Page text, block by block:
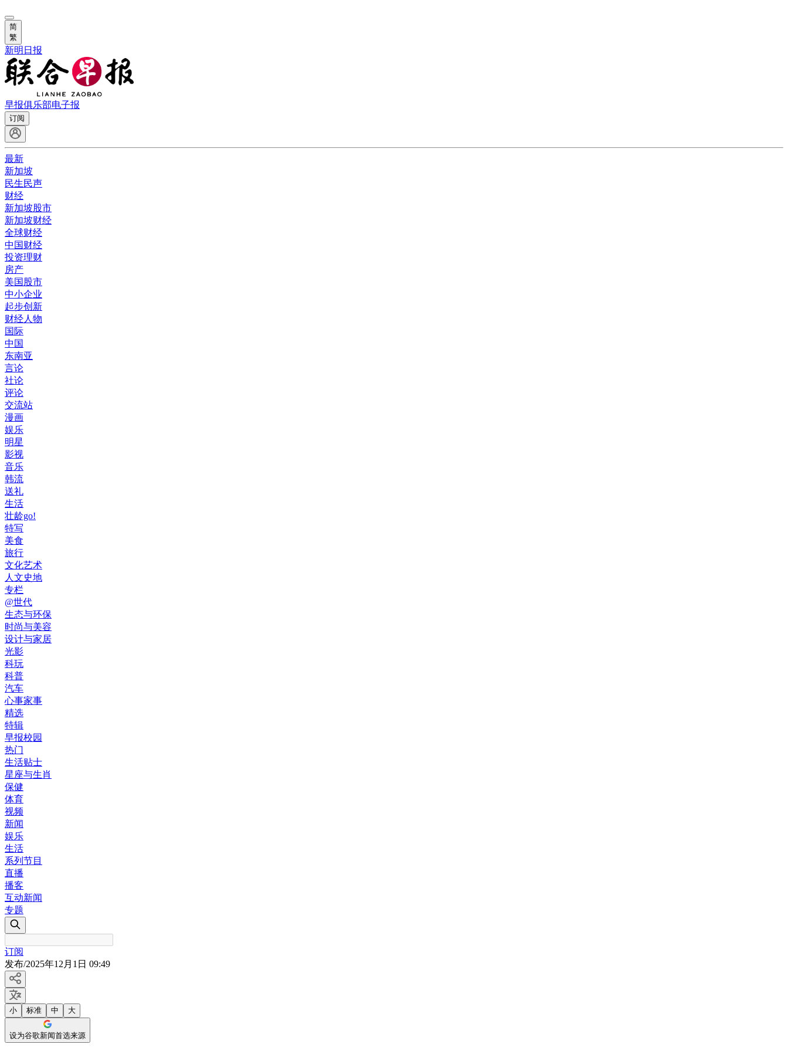
简
繁
新明日报
早报俱乐部电子报
订阅
最新
新加坡
民生民声
财经
新加坡股市
新加坡财经
全球财经
中国财经
投资理财
房产
美国股市
中小企业
起步创新
财经人物
国际
中国
东南亚
言论
社论
评论
交流站
漫画
娱乐
明星
影视
音乐
韩流
送礼
生活
壮龄go!
特写
美食
旅行
文化艺术
人文史地
专栏
@世代
生态与环保
时尚与美容
设计与家居
光影
科玩
科普
汽车
心事家事
精选
特辑
早报校园
热门
生活贴士
星座与生肖
保健
体育
视频
新闻
娱乐
生活
系列节目
直播
播客
互动新闻
专题
订阅
发布/2025年12月1日 09:49
小 标准 中 大
设为谷歌新闻首选来源